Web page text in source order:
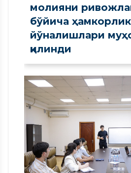
молияни
бўйича
йўналишлари
қилинди